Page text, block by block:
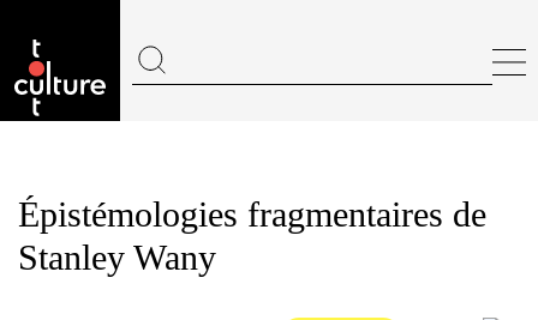
Épistémologies fragmentaires de
Stanley Wany